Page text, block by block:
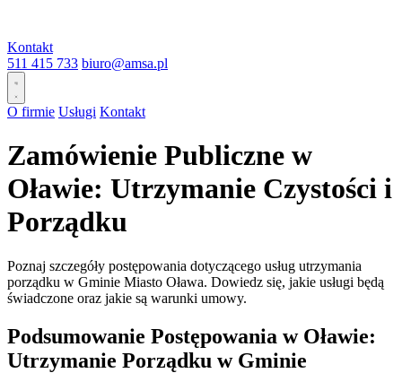
Kontakt
511 415 733 biuro@amsa.pl
O firmie Usługi Kontakt
Zamówienie Publiczne w
Oławie: Utrzymanie Czystości i
Porządku
Poznaj szczegóły postępowania dotyczącego usług utrzymania
porządku w Gminie Miasto Oława. Dowiedz się, jakie usługi będą
świadczone oraz jakie są warunki umowy.
Podsumowanie Postępowania w Oławie:
Utrzymanie Porządku w Gminie